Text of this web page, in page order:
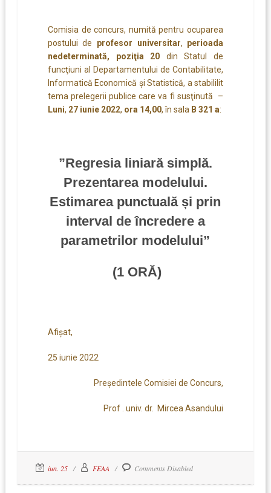
Comisia de concurs, numită pentru ocuparea
postului de profesor universitar, perioada
nedeterminată, poziţia 20 din Statul de
funcţiuni al Departamentului de Contabilitate,
Informatică Economică şi Statistică, a stabililit
tema prelegerii publice care va fi susţinută –
Luni, 27 iunie 2022, ora 14,00, în sala B 321 a:
”Regresia liniară simplă.
Prezentarea modelului.
Estimarea punctuală și prin
interval de încredere a
parametrilor modelului”
(1 ORĂ)
Afişat,
25 iunie 2022
Preşedintele Comisiei de Concurs,
Prof . univ. dr. Mircea Asandului
iun. 25 FEAA Comments Disabled